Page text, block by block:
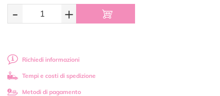
- +
Richiedi informazioni
Tempi e costi di spedizione
Metodi di pagamento